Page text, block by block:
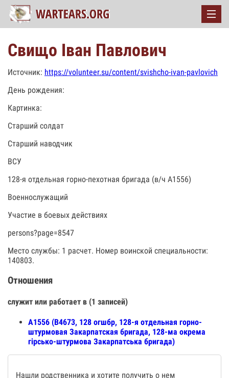
Свищо Іван Павлович
Источник: https://volunteer.su/content/svishcho-ivan-pavlovich
День рождения:
Картинка:
Старший солдат
Старший наводчик
ВСУ
128-я отдельная горно-пехотная бригада (в/ч А1556)
Военнослужащий
Участие в боевых действиях
persons?page=8547
Место службы: 1 расчет. Номер воинской специальности:
140803.
Отношения
служит или работает в (1 записей)
А1556 (В4673, 128 огшбр, 128-я отдельная горно-
штурмовая Закарпатская бригада, 128-ма окрема
гірсько-штурмова Закарпатська бригада)
Нашли родственника и хотите получить о нем